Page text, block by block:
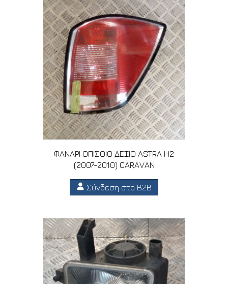
ΦΑΝΑΡΙ ΟΠΙΣΘΙΟ ΔΕΞΙΟ ASTRA H2
(2007-2010) CARAVAN
Σύνδεση στο B2B